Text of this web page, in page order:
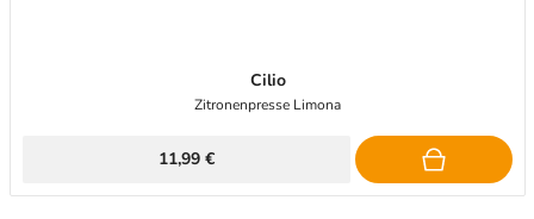
Cilio
Zitronenpresse Limona
11,99 €